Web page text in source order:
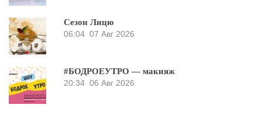
Сезон Лицю
06:04 07 Авг 2026
#БОДРОЕУТРО — макияж
20:34 06 Авг 2026